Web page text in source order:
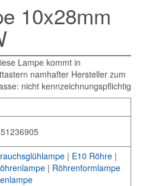
10x28mm
Lampe kommt in
namhafter Hersteller zum
nicht kennzeichnungspflichtig
| E10 Röhre |
| Röhrenformlampe